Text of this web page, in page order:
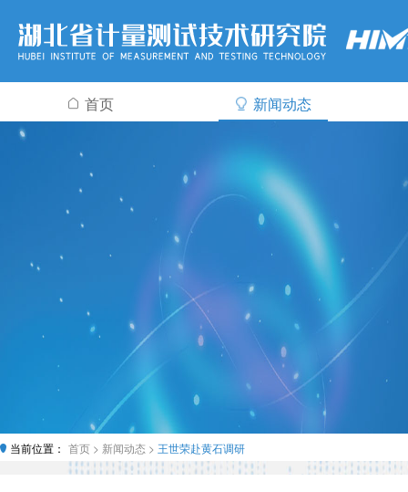
首页 新闻动态
当前位置： 首页 > 新闻动态 > 王世荣赴黄石调研